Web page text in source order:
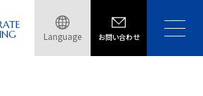
Language お問い合わせ